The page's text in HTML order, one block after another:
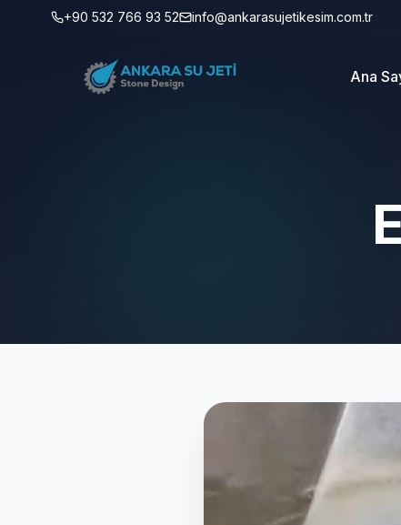
+90 532 766 93 52 info@ankarasujetikesim.com.tr
Ana